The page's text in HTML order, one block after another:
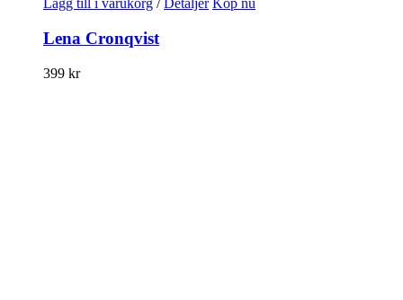
Lägg till i varukorg / Detaljer Köp nu
Lena Cronqvist
399 kr